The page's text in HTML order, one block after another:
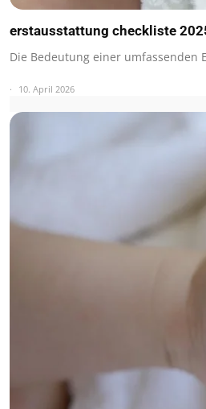
erstausstattung checkliste
Die Bedeutung einer
10. April 2026